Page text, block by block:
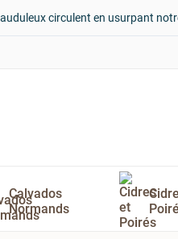
circulent en usurpant
Calvados
Normands